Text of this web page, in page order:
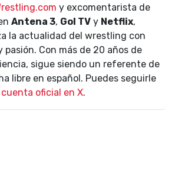
y excomentarista de
Antena 3, Gol TV y Netflix,
la actualidad del wrestling con
pasión. Con más de 20 años de
sigue siendo un referente de
libre en español. Puedes seguirle
cuenta oficial en X.